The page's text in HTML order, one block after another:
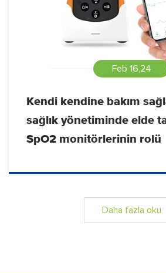
Feb 16,24
Kendi kendine bakım
sağlık yönetiminde elde
SpO2 monitörlerinin rolü
Daha fazla oku